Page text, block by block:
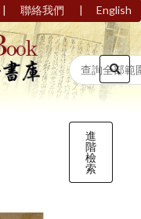
| 聯絡我們 | English
進
階
檢
索